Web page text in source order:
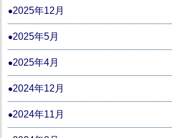
2025年12月
2025年5月
2025年4月
2024年12月
2024年11月